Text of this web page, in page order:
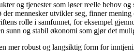
og tjenester som løser reelle behov og
mennesker utvikler seg, finner mening
rolle i samfunnet, for eksempel
sunn og stabil økonomi som gjør det
mer robust og langsiktig form for